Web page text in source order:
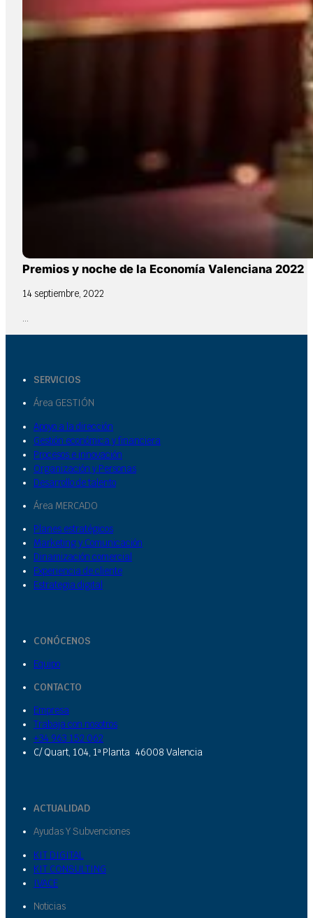
Premios y noche de la Economía Valenciana 2022
14 septiembre, 2022
...
SERVICIOS
Área GESTIÓN
Apoyo a la dirección
Gestión económica y financiera
Procesos e innovación
Organización y Personas
Desarrollo de talento
Área MERCADO
Planes estratégicos
Marketing y Comunicación
Dinamización comercial
Experiencia de cliente
Estrategia digital
CONÓCENOS
Equipo
CONTACTO
Empresa
Trabaja con nosotros
+34 963 152 062
C/ Quart, 104, 1ª Planta 46008 Valencia
ACTUALIDAD
Ayudas Y Subvenciones
KIT DIGITAL
KIT CONSULTING
IVACE
Noticias